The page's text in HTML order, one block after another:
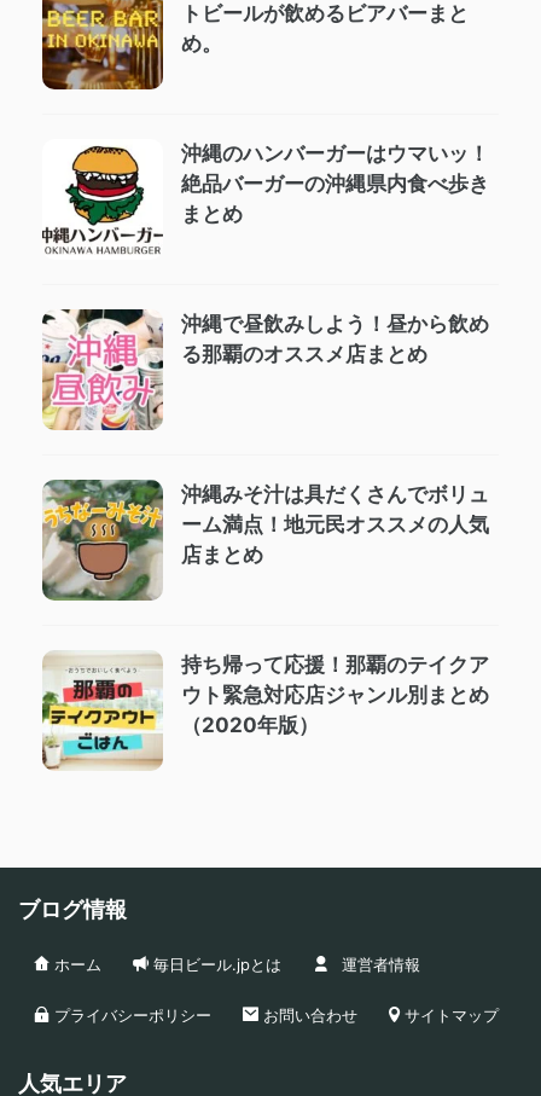
トビールが飲めるビアバーまと
め。
沖縄のハンバーガーはウマいッ！
絶品バーガーの沖縄県内食べ歩き
まとめ
沖縄で昼飲みしよう！昼から飲め
る那覇のオススメ店まとめ
沖縄みそ汁は具だくさんでボリュ
ーム満点！地元民オススメの人気
店まとめ
持ち帰って応援！那覇のテイクア
ウト緊急対応店ジャンル別まとめ
（2020年版）
ブログ情報
ホーム 毎日ビール.jpとは 運営者情報
プライバシーポリシー お問い合わせ サイトマップ
人気エリア